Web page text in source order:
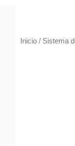
Inicio / Sistema